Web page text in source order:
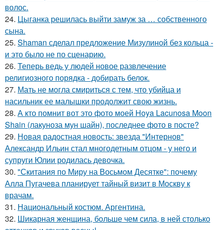
волос.
24. Цыганка решилась выйти замуж за … собственного
сына.
25. Shaman сделал предложение Мизулиной без кольца -
и это было не по сценарию.
26. Теперь ведь у людей новое развлечение
религиозного порядка - добирать белок.
27. Мать не могла смириться с тем, что убийца и
насильник ее малышки продолжит свою жизнь.
28. А кто помнит вот это фото моей Hoya Lacunosa Moon
Shain (лакуноза мун шайн), последнее фото в посте?
29. Новая радостная новость: звезда "Интернов"
Александр Ильин стал многодетным отцом - у него и
супруги Юлии родилась девочка.
30. "Скитания по Миру на Восьмом Десятке": почему
Алла Пугачева планирует тайный визит в Москву к
врачам.
31. Национальный костюм. Аргентина.
32. Шикарная женщина, больше чем сила, в ней столько